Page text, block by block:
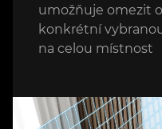
umožňuje omezit
konkrétní
na celou místnost